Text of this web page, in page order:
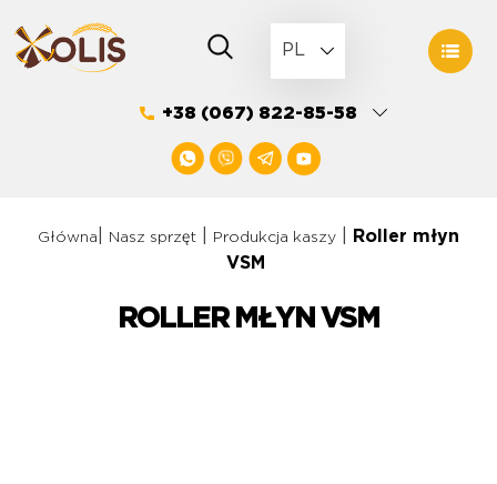
to
content
PL
+38 (067) 822-85-58
Główna Nasz sprzęt Produkcja kaszy
Roller młyn
VSM
ROLLER MŁYN VSM